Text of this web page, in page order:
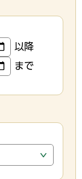
以降
まで